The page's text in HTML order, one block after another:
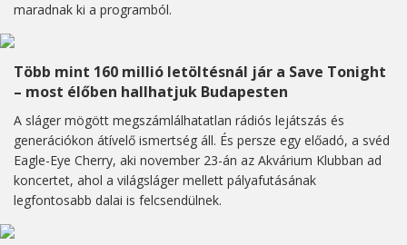
maradnak ki a programból.
Több mint 160 millió letöltésnál jár a Save Tonight
– most élőben hallhatjuk Budapesten
A sláger mögött megszámlálhatatlan rádiós lejátszás és
generációkon átívelő ismertség áll. És persze egy előadó, a svéd
Eagle-Eye Cherry, aki november 23-án az Akvárium Klubban ad
koncertet, ahol a világsláger mellett pályafutásának
legfontosabb dalai is felcsendülnek.